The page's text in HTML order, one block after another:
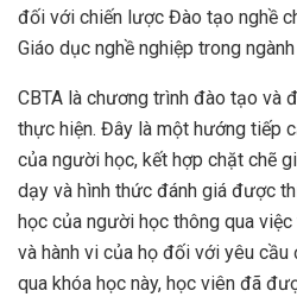
đối với chiến lược Đào tạo nghề
Giáo dục nghề nghiệp trong
CBTA là chương trình đào tạo và
thực hiện. Đây là một hướng tiếp
của người học, kết hợp chặt chẽ
dạy và hình thức đánh giá được
học của người học thông qua
và hành vi của họ đối với yêu
qua khóa học này, học viên đã